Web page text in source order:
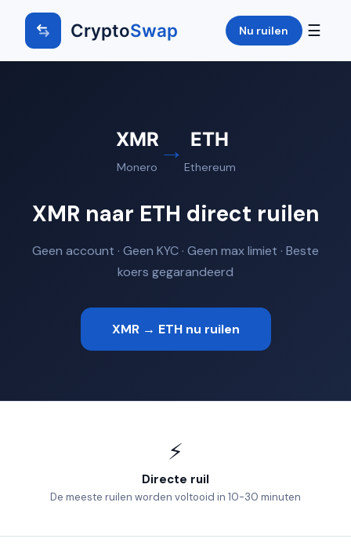
CryptoSwap Nu ruilen ☰
XMR
Monero
→ ETH
Ethereum
XMR naar ETH direct ruilen
Geen account · Geen KYC · Geen max limiet · Beste
koers gegarandeerd
XMR → ETH nu ruilen
⚡
Directe ruil
De meeste ruilen worden voltooid in 10-30 minuten